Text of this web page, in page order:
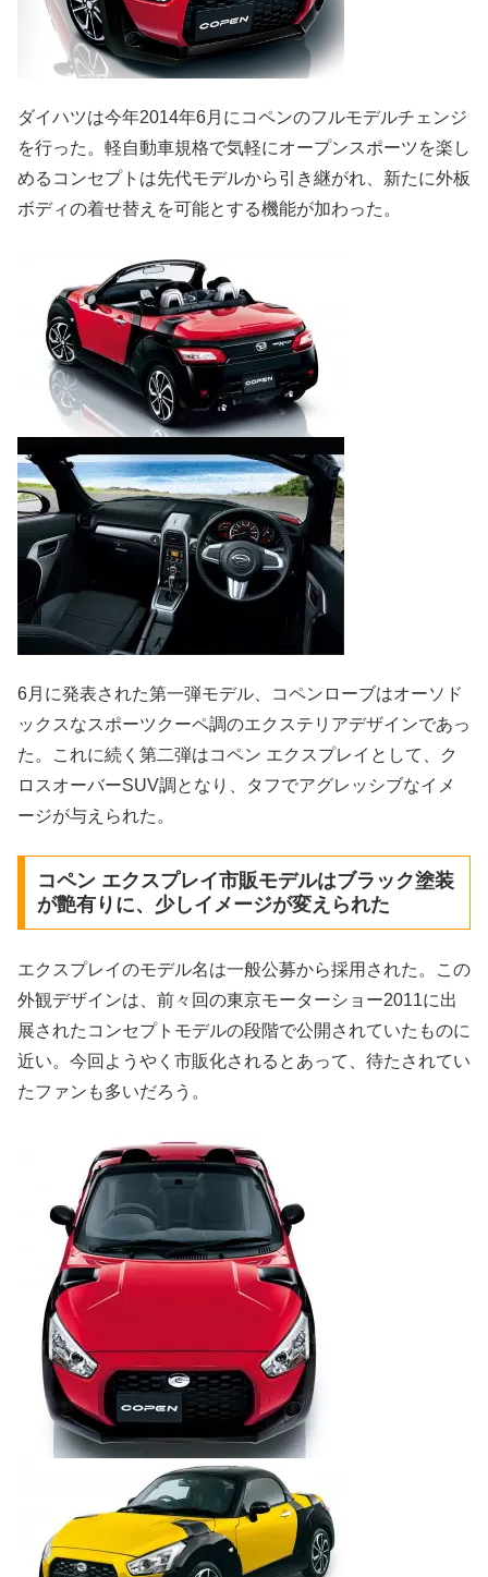
ダイハツは今年2014年6月にコペンのフルモデルチェンジ
を行った。軽自動車規格で気軽にオープンスポーツを楽し
めるコンセプトは先代モデルから引き継がれ、新たに外板
ボディの着せ替えを可能とする機能が加わった。
6月に発表された第一弾モデル、コペンローブはオーソド
ックスなスポーツクーペ調のエクステリアデザインであっ
た。これに続く第二弾はコペン エクスプレイとして、ク
ロスオーバーSUV調となり、タフでアグレッシブなイメ
ージが与えられた。
コペン エクスプレイ市販モデルはブラック塗装
が艶有りに、少しイメージが変えられた
エクスプレイのモデル名は一般公募から採用された。この
外観デザインは、前々回の東京モーターショー2011に出
展されたコンセプトモデルの段階で公開されていたものに
近い。今回ようやく市販化されるとあって、待たされてい
たファンも多いだろう。